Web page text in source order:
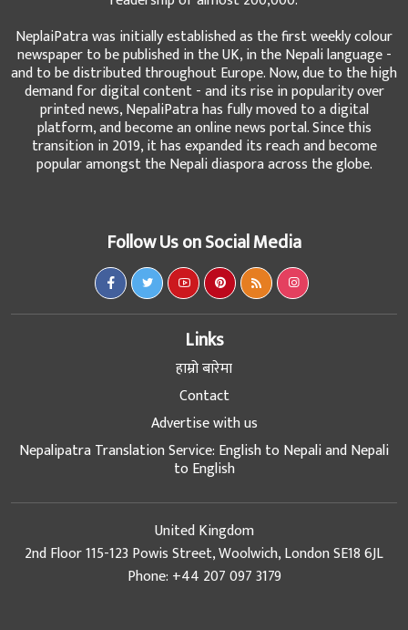
NeplaiPatra was initially established as the first weekly colour
newspaper to be published in the UK, in the Nepali language -
and to be distributed throughout Europe. Now, due to the high
demand for digital content - and its rise in popularity over
printed news, NepaliPatra has fully moved to a digital
platform, and become an online news portal. Since this
transition in 2019, it has expanded its reach and become
popular amongst the Nepali diaspora across the globe.
Follow Us on Social Media
Links
हाम्रो बारेमा
Contact
Advertise with us
Nepalipatra Translation Service: English to Nepali and Nepali
to English
United Kingdom
2nd Floor 115-123 Powis Street, Woolwich, London SE18 6JL
Phone: +44 207 097 3179